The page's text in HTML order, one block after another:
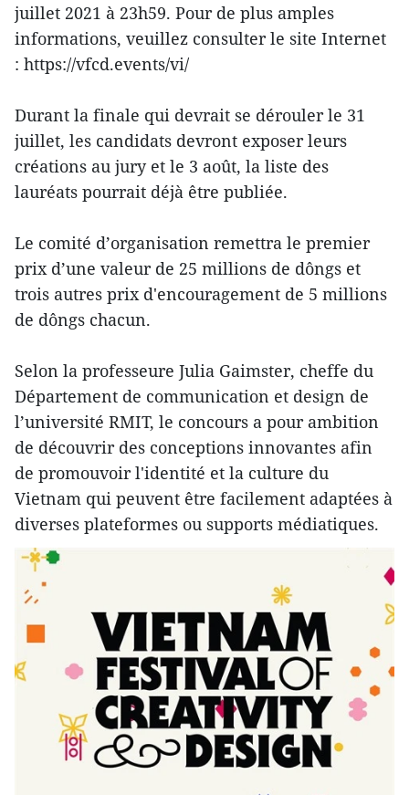
juillet 2021 à 23h59. Pour de plus amples
informations, veuillez consulter le site Internet
: https://vfcd.events/vi/
Durant la finale qui devrait se dérouler le 31
juillet, les candidats devront exposer leurs
créations au jury et le 3 août, la liste des
lauréats pourrait déjà être publiée.
Le comité d’organisation remettra le premier
prix d’une valeur de 25 millions de dôngs et
trois autres prix d'encouragement de 5 millions
de dôngs chacun.
Selon la professeure Julia Gaimster, cheffe du
Département de communication et design de
l’université RMIT, le concours a pour ambition
de découvrir des conceptions innovantes afin
de promouvoir l'identité et la culture du
Vietnam qui peuvent être facilement adaptées à
diverses plateformes ou supports médiatiques.